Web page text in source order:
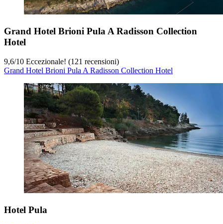
Grand Hotel Brioni Pula A Radisson Collection
Hotel
9,6/10 Eccezionale! (121 recensioni)
Grand Hotel Brioni Pula A Radisson Collection Hotel
Hotel Pula